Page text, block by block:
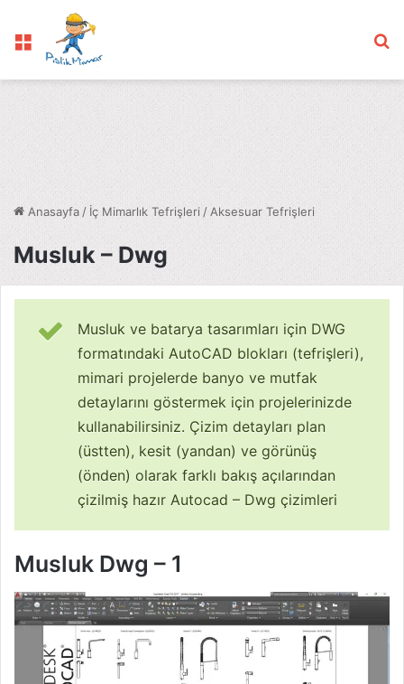
Menü
Anasayfa / İç Mimarlık Tefrişleri / Aksesuar Tefrişleri
Musluk – Dwg
Musluk ve batarya tasarımları için DWG
formatındaki AutoCAD blokları (tefrişleri),
mimari projelerde banyo ve mutfak
detaylarını göstermek için projelerinizde
kullanabilirsiniz. Çizim detayları plan
(üstten), kesit (yandan) ve görünüş
(önden) olarak farklı bakış açılarından
çizilmiş hazır Autocad – Dwg çizimleri
Musluk Dwg – 1